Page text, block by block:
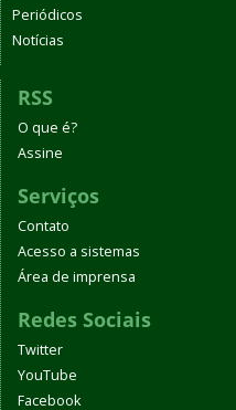
Periódicos
Notícias
RSS
O que é?
Assine
Serviços
Contato
Acesso a sistemas
Área de imprensa
Redes Sociais
Twitter
YouTube
Facebook